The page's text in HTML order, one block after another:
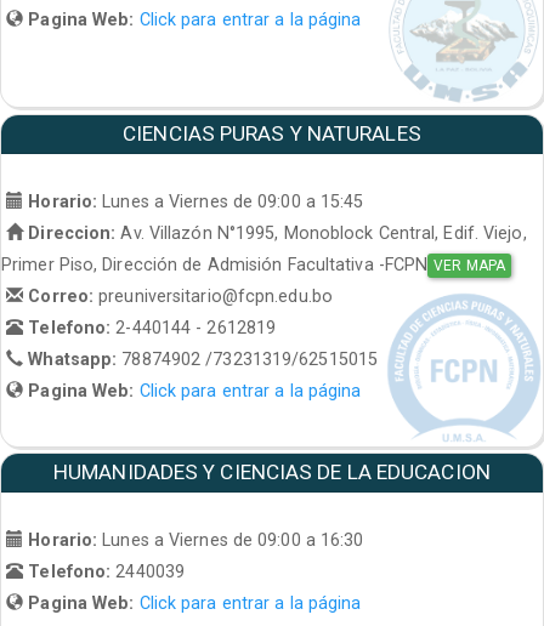
Pagina Web: Click para entrar a la página
CIENCIAS PURAS Y NATURALES
Horario:
Lunes a Viernes de 09:00 a 15:45
Direccion: Av. Villazón N°1995, Monoblock Central, Edif. Viejo,
Primer Piso, Dirección de Admisión Facultativa -FCPN VER MAPA
Correo:preuniversitario@fcpn.edu.bo
Telefono: 2-440144 - 2612819
Whatsapp: 78874902 /73231319/62515015
Pagina Web: Click para entrar a la página
HUMANIDADES Y CIENCIAS DE LA EDUCACION
Horario: Lunes a Viernes de 09:00 a 16:30
Telefono:2440039
Pagina Web: Click para entrar a la página